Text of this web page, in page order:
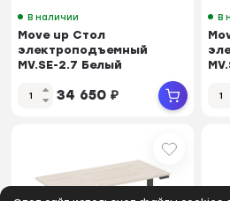
В наличии
Move up Стол
электроподъемный
MV.SE-2.7 Белый
Антрацит 1180*...
34 650 ₽
В